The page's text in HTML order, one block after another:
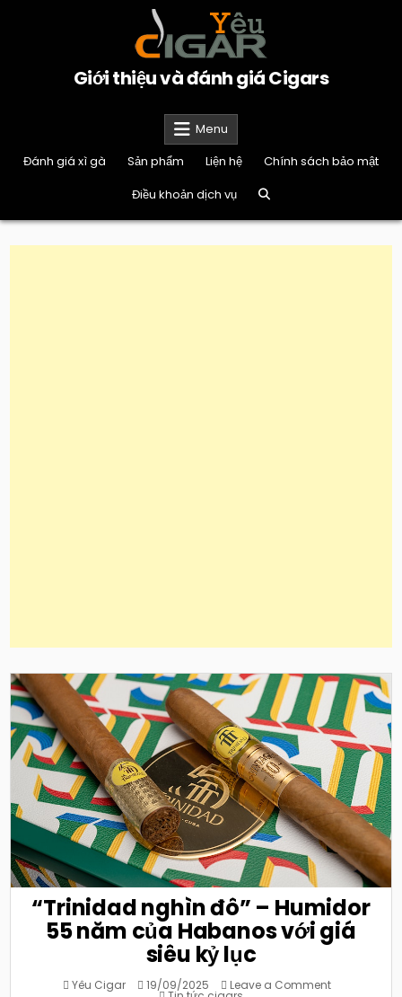
Giới thiệu và đánh giá Cigars
Menu
Đánh giá xì gà
Sản phẩm Liện hệ
Chính sách bảo mật
Điều khoản dịch vụ
“Trinidad nghìn đô” – Humidor
55 năm của Habanos với giá
siêu kỷ lục
Yêu Cigar 19/09/2025 Leave a Commenton